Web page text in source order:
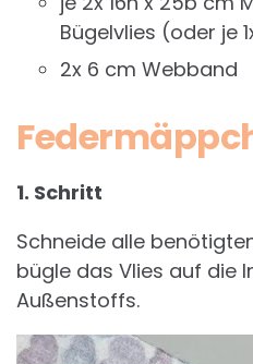
Bügelvlies (oder je
2x 6 cm Webband
1. Schritt
Schneide alle
bügle das Vlies auf die
Außenstoffs.